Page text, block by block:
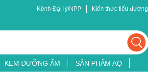
Kênh Đại lý/NPP Kiến thức tiểu đường
KEM DƯỠNG ẨM
SẢN PHẨM AQ